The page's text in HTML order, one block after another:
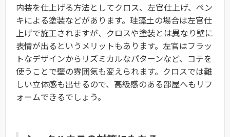
内装を仕上げる方法としてクロス、左官仕上げ、ペン
キによる塗装などがあります。珪藻土の場合は左官仕
上げで施工されますが、クロスや塗装とは異なり壁に
表情が出るというメリットもあります。左官はフラッ
トなデザインからリズミカルなパターンなど、コテを
使うことで壁の雰囲気も変えられます。クロスでは難
しい立体感も出せるので、高級感のある部屋へもリフ
ォームできるでしょう。